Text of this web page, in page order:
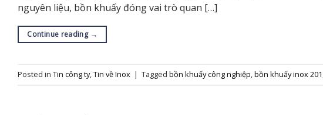
nguyên liệu, bồn khuấy đóng vai trò quan […]
Continue reading →
Posted in Tin công ty,Tin về Inox | Tagged bồn khuấy công nghiệp,bồn khuấy inox 201